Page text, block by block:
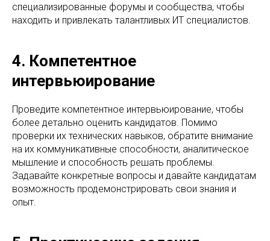
специализированные форумы и сообщества, чтобы
находить и привлекать талантливых ИТ специалистов.
4. Компетентное
интервьюирование
Проведите компетентное интервьюирование, чтобы
более детально оценить кандидатов. Помимо
проверки их технических навыков, обратите внимание
на их коммуникативные способности, аналитическое
мышление и способность решать проблемы.
Задавайте конкретные вопросы и давайте кандидатам
возможность продемонстрировать свои знания и
опыт.